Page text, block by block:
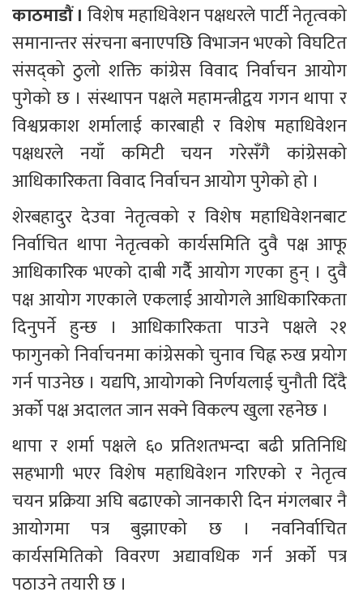
काठमाडौं । विशेष महाधिवेशन पक्षधरले पार्टी नेतृत्वको
समानान्तर संरचना बनाएपछि विभाजन भएको विघटित
संसद्को ठुलो शक्ति कांग्रेस विवाद निर्वाचन आयोग
पुगेको छ । संस्थापन पक्षले महामन्त्रीद्वय गगन थापा र
विश्वप्रकाश शर्मालाई कारबाही र विशेष महाधिवेशन
पक्षधरले नयाँ कमिटी चयन गरेसँगै कांग्रेसको
आधिकारिकता विवाद निर्वाचन आयोग पुगेको हो ।
शेरबहादुर देउवा नेतृत्वको र विशेष महाधिवेशनबाट
निर्वाचित थापा नेतृत्वको कार्यसमिति दुवै पक्ष आफू
आधिकारिक भएको दाबी गर्दैै आयोग गएका हुन् । दुवै
पक्ष आयोग गएकाले एकलाई आयोगले आधिकारिकता
दिनुपर्ने हुन्छ । आधिकारिकता पाउने पक्षले २१
फागुनको निर्वाचनमा कांग्रेसको चुनाव चिह्न रुख प्रयोग
गर्न पाउनेछ । यद्यपि, आयोगको निर्णयलाई चुनौती दिँदै
अर्को पक्ष अदालत जान सक्ने विकल्प खुला रहनेछ ।
थापा र शर्मा पक्षले ६० प्रतिशतभन्दा बढी प्रतिनिधि
सहभागी भएर विशेष महाधिवेशन गरिएको र नेतृत्व
चयन प्रक्रिया अघि बढाएको जानकारी दिन मंगलबार नै
आयोगमा पत्र बुझाएको छ । नवनिर्वाचित
कार्यसमितिको विवरण अद्यावधिक गर्न अर्को पत्र
पठाउने तयारी छ ।